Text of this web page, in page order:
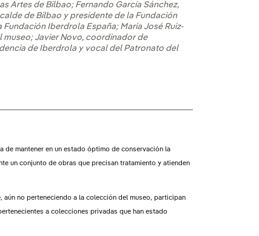
Artes de Bilbao; Fernando García Sánchez,
de Bilbao y presidente de la Fundación
Iberdrola España; María José Ruiz-
museo; Javier Novo, coordinador de
de Iberdrola y vocal del Patronato del
de mantener en un estado óptimo de conservación la
un conjunto de obras que precisan tratamiento y atienden
aún no perteneciendo a la colección del museo, participan
a colecciones privadas que han estado